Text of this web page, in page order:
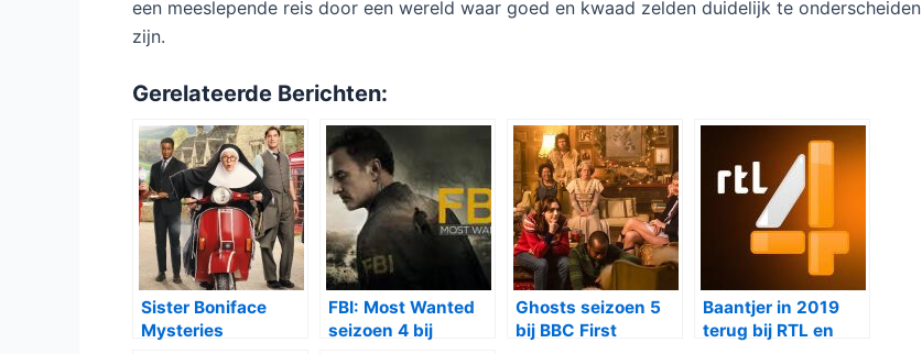
een meeslepende reis door een wereld waar goed en kwaad zelden duidelijk te onderscheiden
zijn.
Gerelateerde Berichten:
Sister Boniface
Mysteries
FBI: Most Wanted
seizoen 4 bij
Ghosts seizoen 5
bij BBC First
Baantjer in 2019
terug bij RTL en